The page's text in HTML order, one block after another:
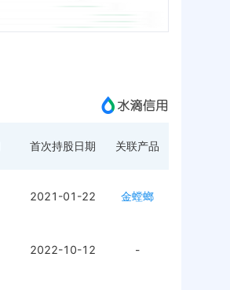
首次持股日期 关联产品
2021-01-22 金螳螂
2022-10-12 -